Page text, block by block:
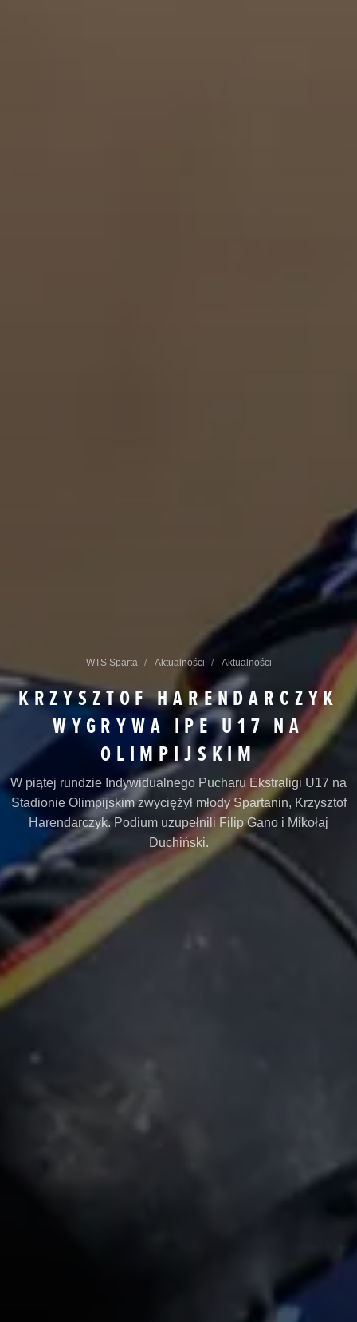
WTS Sparta Aktualności Aktualności
KRZYSZTOF HARENDARCZYK
WYGRYWA IPE U17 NA
OLIMPIJSKIM
W piątej rundzie Indywidualnego Pucharu Ekstraligi U17 na
Stadionie Olimpijskim zwyciężył młody Spartanin, Krzysztof
Harendarczyk. Podium uzupełnili Filip Gano i Mikołaj
Duchiński.